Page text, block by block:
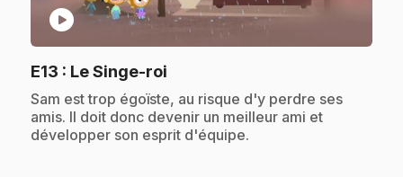
play_circle
E13 : Le Singe-roi
.Sam est trop égoïste, au risque d'y perdre ses
amis. Il doit donc devenir un meilleur ami et
développer son esprit d'équipe.